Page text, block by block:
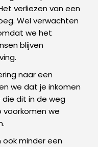
verliezen van een
Wel verwachten
we het
blijven
naar een
we dat je inkomen
dit in de weg
we
minder een